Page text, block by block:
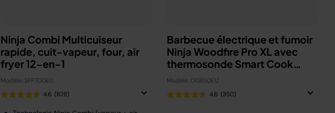
Ninja Combi Multicuiseur
rapide, cuit-vapeur, four, air
fryer 12-en-1
Modèle: SFP700EU
4.6 (828)
Barbecue électrique et fumoir
Ninja Woodfire Pro XL avec
thermosonde Smart Cook
OG850EU
Modèle: OG850EU
4.6 (350)